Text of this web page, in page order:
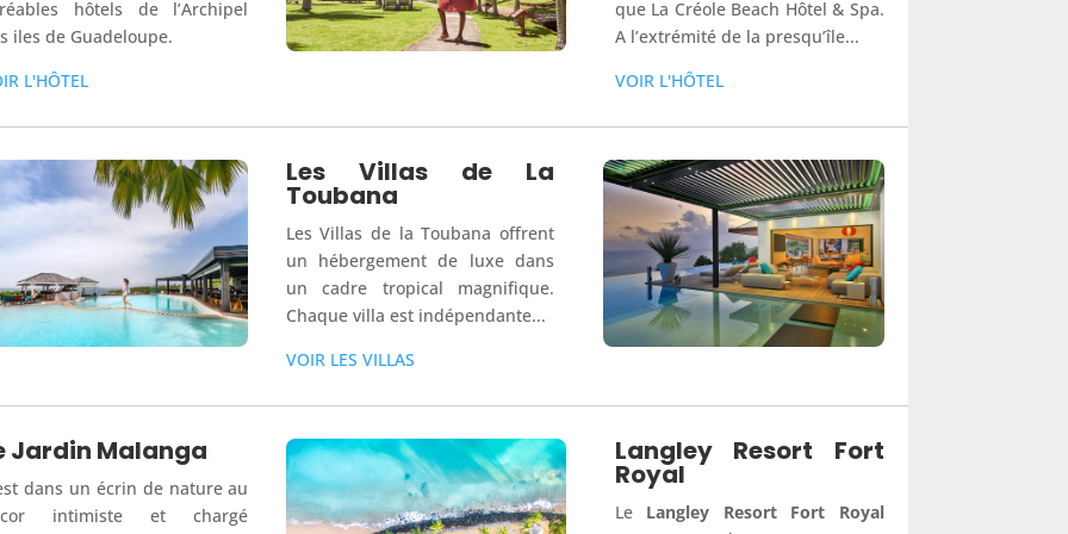
hôtels de l’Archipel
iles de Guadeloupe.
L'HÔTEL
que La Créole Beach Hôtel & Spa.
A l’extrémité de la presqu’île...
VOIR L'HÔTEL
Les Villas de La
Toubana
Les Villas de la Toubana offrent
un hébergement de luxe dans
un cadre tropical magnifique.
Chaque villa est indépendante...
VOIR LES VILLAS
Jardin Malanga
dans un écrin de nature au
intimiste et chargé
Langley Resort Fort
Royal
Le Langley Resort Fort Royal